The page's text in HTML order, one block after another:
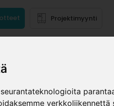
Projektimyynti